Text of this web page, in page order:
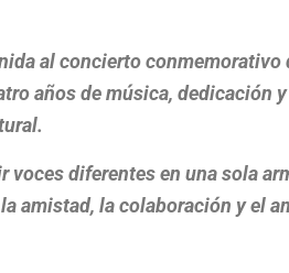
al concierto conmemorativo
años de música, dedicación y
voces diferentes en una sola
amistad, la colaboración y el